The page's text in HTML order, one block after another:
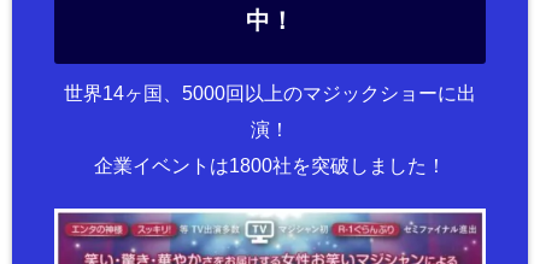
中！
世界14ヶ国、5000回以上のマジックショーに出
演！
企業イベントは1800社を突破しました！